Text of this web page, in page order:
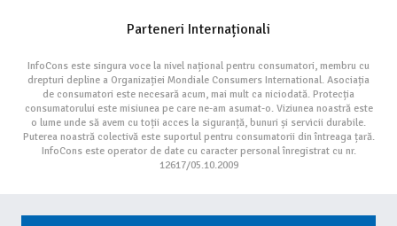
Parteneri Internaționali
InfoCons este singura voce la nivel național pentru consumatori, membru cu
drepturi depline a Organizației Mondiale Consumers International. Asociația
de consumatori este necesară acum, mai mult ca niciodată. Protecția
consumatorului este misiunea pe care ne-am asumat-o. Viziunea noastră este
o lume unde să avem cu toții acces la siguranță, bunuri și servicii durabile.
Puterea noastră colectivă este suportul pentru consumatorii din întreaga țară.
InfoCons este operator de date cu caracter personal înregistrat cu nr.
12617/05.10.2009